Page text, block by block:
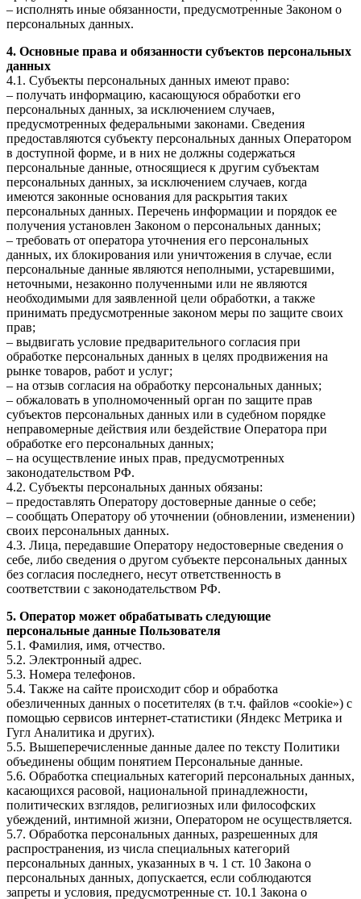
– исполнять иные обязанности, предусмотренные Законом о
персональных данных.
4. Основные права и обязанности субъектов персональных
данных
4.1. Субъекты персональных данных имеют право:
– получать информацию, касающуюся обработки его
персональных данных, за исключением случаев,
предусмотренных федеральными законами. Сведения
предоставляются субъекту персональных данных Оператором
в доступной форме, и в них не должны содержаться
персональные данные, относящиеся к другим субъектам
персональных данных, за исключением случаев, когда
имеются законные основания для раскрытия таких
персональных данных. Перечень информации и порядок ее
получения установлен Законом о персональных данных;
– требовать от оператора уточнения его персональных
данных, их блокирования или уничтожения в случае, если
персональные данные являются неполными, устаревшими,
неточными, незаконно полученными или не являются
необходимыми для заявленной цели обработки, а также
принимать предусмотренные законом меры по защите своих
прав;
– выдвигать условие предварительного согласия при
обработке персональных данных в целях продвижения на
рынке товаров, работ и услуг;
– на отзыв согласия на обработку персональных данных;
– обжаловать в уполномоченный орган по защите прав
субъектов персональных данных или в судебном порядке
неправомерные действия или бездействие Оператора при
обработке его персональных данных;
– на осуществление иных прав, предусмотренных
законодательством РФ.
4.2. Субъекты персональных данных обязаны:
– предоставлять Оператору достоверные данные о себе;
– сообщать Оператору об уточнении (обновлении, изменении)
своих персональных данных.
4.3. Лица, передавшие Оператору недостоверные сведения о
себе, либо сведения о другом субъекте персональных данных
без согласия последнего, несут ответственность в
соответствии с законодательством РФ.
5. Оператор может обрабатывать следующие
персональные данные Пользователя
5.1. Фамилия, имя, отчество.
5.2. Электронный адрес.
5.3. Номера телефонов.
5.4. Также на сайте происходит сбор и обработка
обезличенных данных о посетителях (в т.ч. файлов «cookie») с
помощью сервисов интернет-статистики (Яндекс Метрика и
Гугл Аналитика и других).
5.5. Вышеперечисленные данные далее по тексту Политики
объединены общим понятием Персональные данные.
5.6. Обработка специальных категорий персональных данных,
касающихся расовой, национальной принадлежности,
политических взглядов, религиозных или философских
убеждений, интимной жизни, Оператором не осуществляется.
5.7. Обработка персональных данных, разрешенных для
распространения, из числа специальных категорий
персональных данных, указанных в ч. 1 ст. 10 Закона о
персональных данных, допускается, если соблюдаются
запреты и условия, предусмотренные ст. 10.1 Закона о